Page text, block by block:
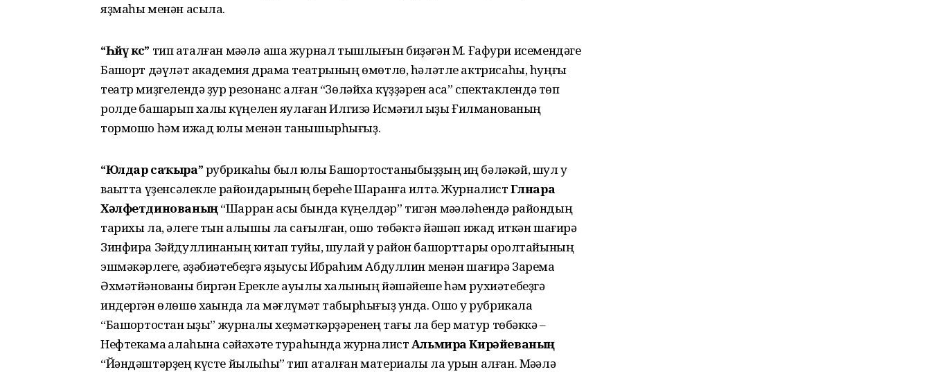
яҙмаһы менән асыла.
“Һөйөү көсө” тип аталған мәҡәлә аша журнал тышлығын биҙәгән М. Ғафури исемендәге
Башҡорт дәүләт академия драма театрының өмөтлө, һәләтле актрисаһы, һуңғы
театр миҙгелендә ҙур резонанс алған “Зөләйха күҙҙәрен аса” спектаклендә төп
ролде башҡарып халыҡ күңелен яулаған Илгизә Исмәғил ҡыҙы Ғилманованың
тормошо һәм ижад юлы менән танышырһығыҙ.
“Юлдар саҡыра”рубрикаһы был юлы Башҡортостаныбыҙҙың иң бәләкәй, шул уҡ
ваҡытта үҙенсәлекле райондарының береһе Шаранға илтә. ЖурналистГөлнара
Хәлфетдинованың“Шарран асыҡ бында күңелдәр” тигән мәҡәләһендә райондың
тарихы ла, әлеге тын алышы ла сағылған, ошо төбәктә йәшәп ижад иткән шағирә
Зинфира Зәйдуллинаның китап туйы, шулай уҡ район башҡорттары ҡоролтайының
эшмәкәрлеге, әҙәбиәтебеҙгә яҙыусы Ибраһим Абдуллин менән шағирә Зарема
Әхмәтйәнованы биргән Ерекле ауылы халҡының йәшәйеше һәм рухиәтебеҙгә
индергән өлөшө хаҡында ла мәғлүмәт табырһығыҙ унда. Ошо уҡ рубрикала
“Башҡортостан ҡыҙы” журналы хеҙмәткәрҙәренең тағы ла бер матур төбәккә –
Нефтекама ҡалаһына сәйәхәте тураһында журналистАльмира Кирәйеваның
“Йәндәштәрҙең күсте йылыһы” тип аталған материалы ла урын алған. Мәҡәлә